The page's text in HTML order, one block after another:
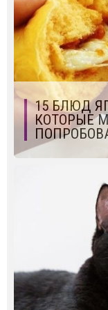
15 БЛЮД
КОТОРЫЕ